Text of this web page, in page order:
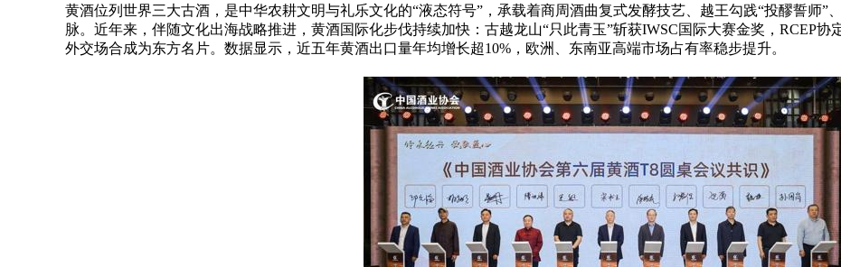
黄酒位列世界三大古酒，是中华农耕文明与礼乐文化的“液态符号”，承载着商周酒曲复式发酵技艺、越王勾践“投醪誓师”
脉。近年来，伴随文化出海战略推进，黄酒国际化步伐持续加快：古越龙山“只此青玉”斩获IWSC国际大赛金奖，RCEP
外交场合成为东方名片。数据显示，近五年黄酒出口量年均增长超10%，欧洲、东南亚高端市场占有率稳步提升。